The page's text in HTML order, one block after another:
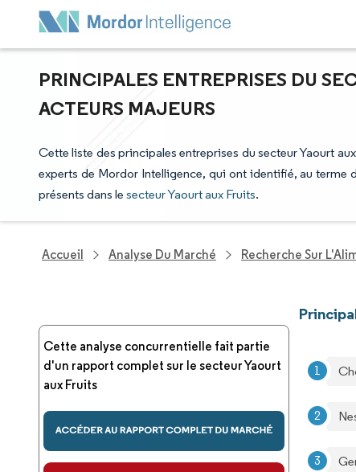
PRINCIPALES ENTREPRISES DU
ACTEURS MAJEURS
Cette liste des principales entreprises du secteur Yaourt
experts de Mordor Intelligence, qui ont identifié, au terme
présents dans le secteur Yaourt aux Fruits.
Accueil Analyse Du Marché Recherche Sur
Cette analyse concurrentielle fait partie
d'un rapport complet sur le secteur Yaourt
aux Fruits